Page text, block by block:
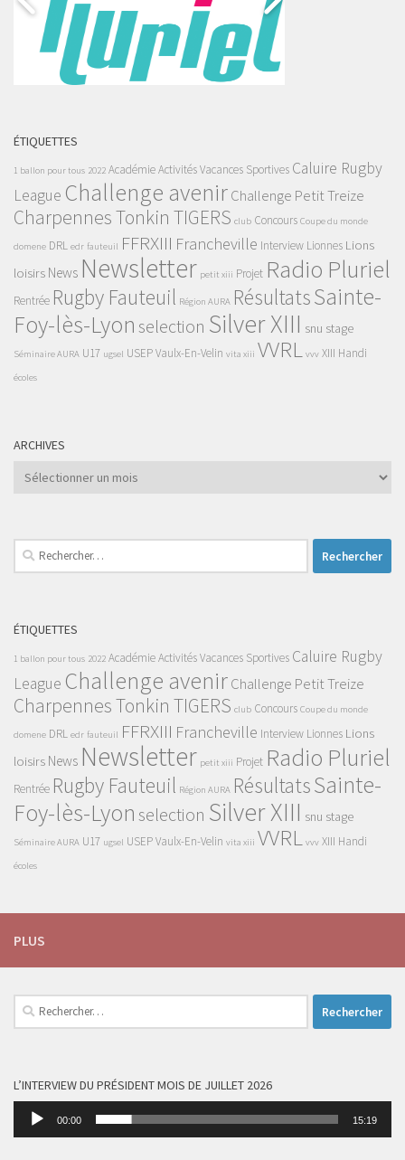
ÉTIQUETTES
1 ballon pour tous 2022 AcadémieActivités Vacances Sportives Caluire Rugby
League Challenge avenirChallenge Petit Treize
Charpennes Tonkin TIGERS club Concours Coupe du monde
domene DRL edr fauteuil FFRXIII Francheville Interview Lionnes Lions
loisirs News Newsletter petit xiii Projet Radio Pluriel
Rentrée Rugby Fauteuil Région AURA RésultatsSainte-
Foy-lès-Lyon selection Silver XIII snu stage
Séminaire AURA U17 ugsel USEPVaulx-En-Velin vita xiii VVRL vvv XIII Handi
écoles
ARCHIVES
Archives
Rechercher :
ÉTIQUETTES
1 ballon pour tous 2022 AcadémieActivités Vacances Sportives Caluire Rugby
League Challenge avenirChallenge Petit Treize
Charpennes Tonkin TIGERS club Concours Coupe du monde
domene DRL edr fauteuil FFRXIII Francheville Interview Lionnes Lions
loisirs News Newsletter petit xiii Projet Radio Pluriel
Rentrée Rugby Fauteuil Région AURA RésultatsSainte-
Foy-lès-Lyon selection Silver XIII snu stage
Séminaire AURA U17 ugsel USEPVaulx-En-Velin vita xiii VVRL vvv XIII Handi
écoles
PLUS
Rechercher :
L’INTERVIEW DU PRÉSIDENT MOIS DE JUILLET 2026
Lecteur
00:00 15:19